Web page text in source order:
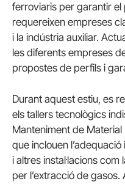
ferroviaris per garantir
requereixen empreses
i la indústria auxiliar.
les diferents empreses
propostes de perfils i
Durant aquest estiu, es
els tallers tecnològics
Manteniment de Material
que inclouen
i altres instal·lacions
per l’extracció de